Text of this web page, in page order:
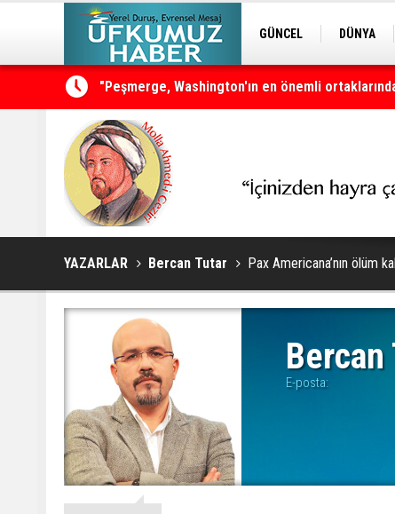
GÜNCEL DÜNYA
"Peşmerge, Washington'ın en önemli
YAZARLAR Bercan Tutar Pax Americana’nın ölüm
E-posta: